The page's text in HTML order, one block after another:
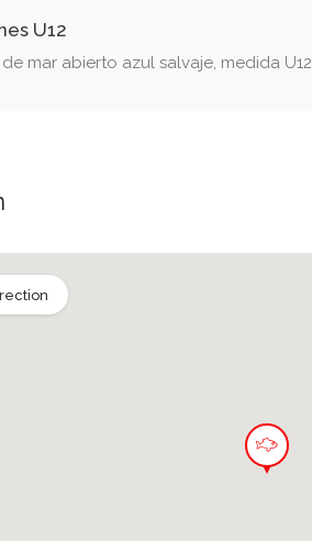
U12
mar abierto azul salvaje, medida U12